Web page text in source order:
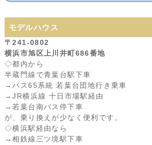
モデルハウス
〒241-0802
横浜市旭区上川井町686番地
◇都内から
半蔵門線で青葉台駅下車
→バス65系統 若葉台団地行き乗車
→JR横浜線 十日市場駅経由
→若葉台南バス停下車
が、乗り換えが少なく便利です。
◇横浜駅経由なら
→相鉄線三ツ境駅下車